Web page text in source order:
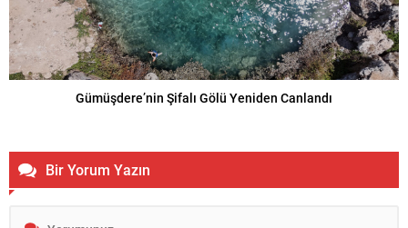
Gümüşdere’nin Şifalı Gölü Yeniden Canlandı
Bir Yorum Yazın